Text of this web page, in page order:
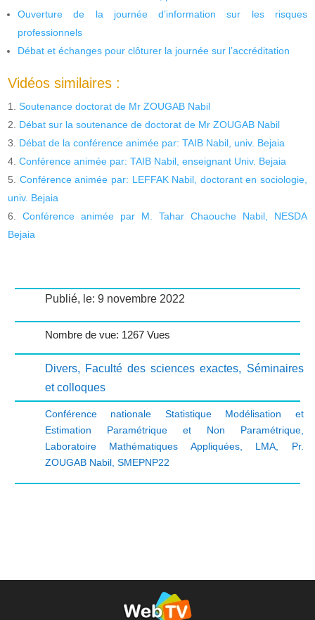
Ouverture de la journée d’information sur les risques
professionnels
Débat et échanges pour clôturer la journée sur l’accréditation
Vidéos similaires :
Soutenance doctorat de Mr ZOUGAB Nabil
Débat sur la soutenance de doctorat de Mr ZOUGAB Nabil
Débat de la conférence animée par: TAIB Nabil, univ. Bejaia
Conférence animée par: TAIB Nabil, enseignant Univ. Bejaia
Conférence animée par: LEFFAK Nabil, doctorant en sociologie,
univ. Bejaia
Conférence animée par M. Tahar Chaouche Nabil, NESDA
Bejaia
Publié, le: 9 novembre 2022
Nombre de vue: 1267 Vues
Divers, Faculté des sciences exactes, Séminaires
et colloques
Conférence nationale Statistique Modélisation et
Estimation Paramétrique et Non Paramétrique,
Laboratoire Mathématiques Appliquées, LMA
Pr.
ZOUGAB Nabil, SMEPNP22